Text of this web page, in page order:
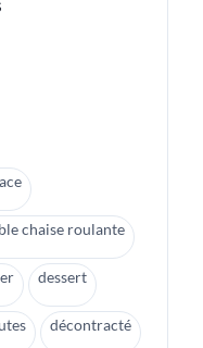
chaise roulante
dessert
décontracté